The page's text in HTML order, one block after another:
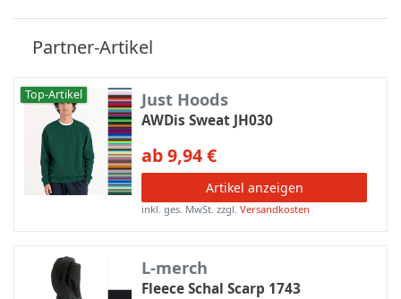
Partner-Artikel
Top-Artikel Just Hoods
AWDis Sweat JH030
ab 9,94 €
Artikel anzeigen
inkl. ges. MwSt. zzgl.Versandkosten
L-merch
Fleece Schal Scarp 1743